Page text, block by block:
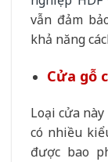
vẫn đảm
khả năng
Cửa gỗ
Loại cửa
có nhiều
được bao